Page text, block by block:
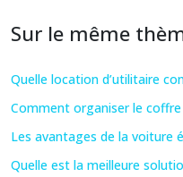
Sur le même
Quelle location d’utilitaire
Comment organiser le
Les avantages de la voiture
Quelle est la meilleure